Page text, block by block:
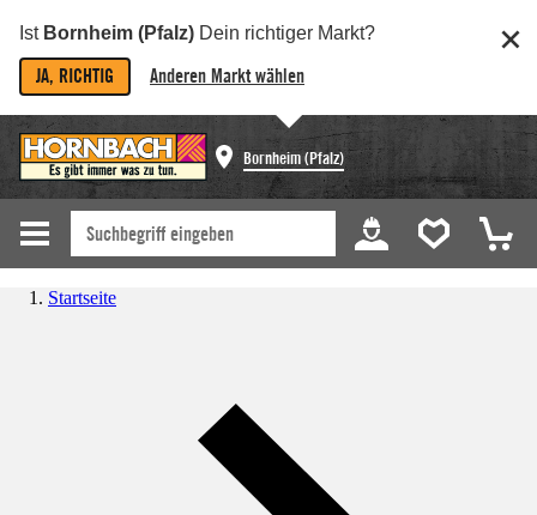
Ist Bornheim (Pfalz) Dein richtiger Markt?
JA, RICHTIG Anderen Markt wählen
Bornheim (Pfalz)
Startseite